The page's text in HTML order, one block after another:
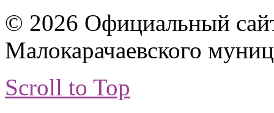
© 2026 Официальный
Малокарачаевского
Scroll to Top